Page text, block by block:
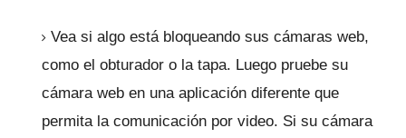
Vea si algo está bloqueando sus cámaras web,
como el obturador o la tapa. Luego pruebe su
cámara web en una aplicación diferente que
permita la comunicación por video. Si su cámara